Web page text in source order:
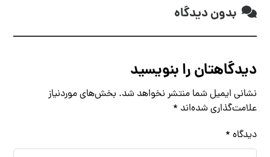
بدون دیدگاه
دیدگاهتان را بنویسید
نشانی ایمیل شما منتشر نخواهد شد. بخش‌های موردنیاز
علامت‌گذاری شده‌اند *
دیدگاه *